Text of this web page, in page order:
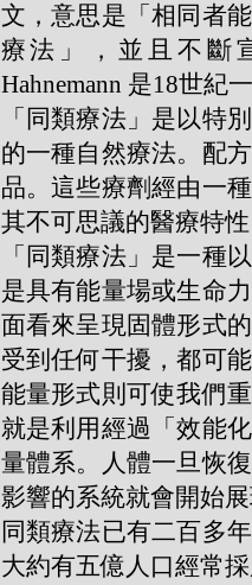
文，意思是「相同者
療法」，並且不斷
Hahnemann 是18世紀
「同類療法」是以特
的一種自然療法。配
品。這些療劑經由一
其不可思議的醫療特
「同類療法」是一種
是具有能量場或生命
面看來呈現固體形式
受到任何干擾，都可
能量形式則可使我們
就是利用經過「效能
量體系。人體一旦恢
影響的系統就會開始
同類療法已有二百多
大約有五億人口經常